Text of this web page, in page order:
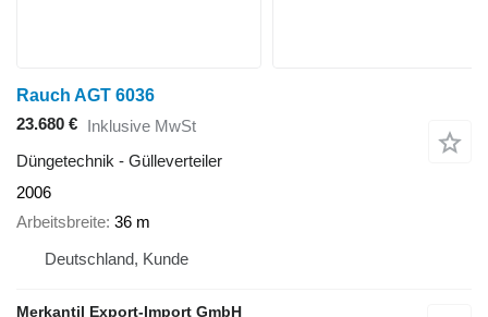
Rauch AGT 6036
23.680 € Inklusive MwSt
Düngetechnik - Gülleverteiler
2006
Arbeitsbreite 36 m
Deutschland, Kunde
Merkantil Export-Import GmbH